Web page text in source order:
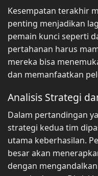
Kesempatan terakhir
penting menjadikan
pemain kunci seperti
pertahanan harus
mereka bisa
dan memanfaatkan
Analisis Strategi
Dalam pertandingan
strategi kedua tim
utama keberhasilan.
besar akan
dengan